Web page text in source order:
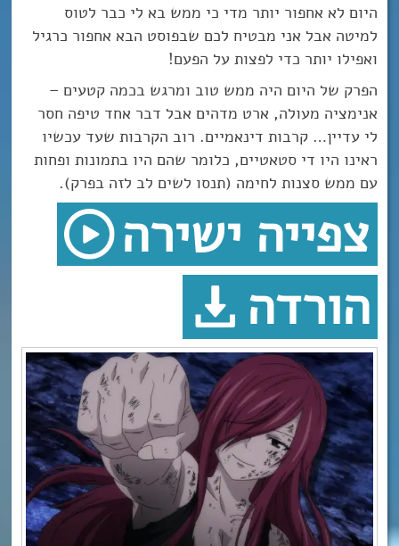
היום לא אחפור יותר מדי כי ממש בא לי כבר לטוס
למיטה אבל אני מבטיח לכם שבפוסט הבא אחפור כרגיל
ואפילו יותר כדי לפצות על הפעם!
הפרק של היום היה ממש טוב ומרגש בכמה קטעים –
אנימציה מעולה, ארט מדהים אבל דבר אחד טיפה חסר
לי עדיין… קרבות דינאמיים. רוב הקרבות שעד עכשיו
ראינו היו די סטאטיים, כלומר שהם היו בתמונות ופחות
עם ממש סצנות לחימה (תנסו לשים לב לזה בפרק).
צפייה ישירה
הורדה